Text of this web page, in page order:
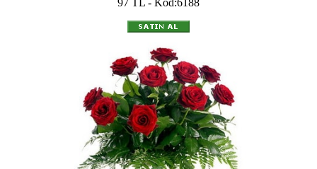
97 TL - Kod:6188